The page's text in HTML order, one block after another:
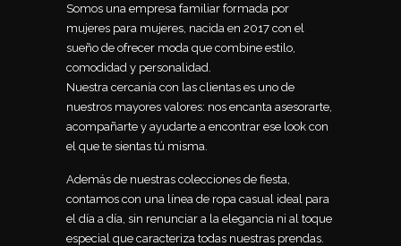
Somos una empresa familiar formada por
mujeres para mujeres, nacida en 2017 con el
sueño de ofrecer moda que combine estilo,
comodidad y personalidad.
Nuestra cercanía con las clientas es uno de
nuestros mayores valores: nos encanta asesorarte,
acompañarte y ayudarte a encontrar ese look con
el que te sientas tú misma.
Además de nuestras colecciones de fiesta,
contamos con una línea de ropa casual ideal para
el día a día, sin renunciar a la elegancia ni al toque
especial que caracteriza todas nuestras prendas.